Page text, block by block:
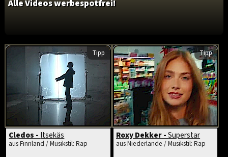
Alle Videos werbespotfrei!
Tipp
Cledos - Itsekäs
aus Finnland / Musikstil: Rap
Tipp
Roxy Dekker -Superstar
aus Niederlande / Musikstil: Rap